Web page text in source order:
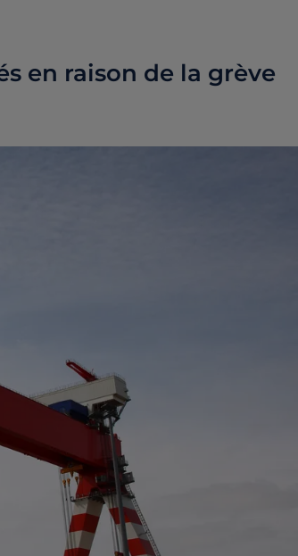
en raison de la grève